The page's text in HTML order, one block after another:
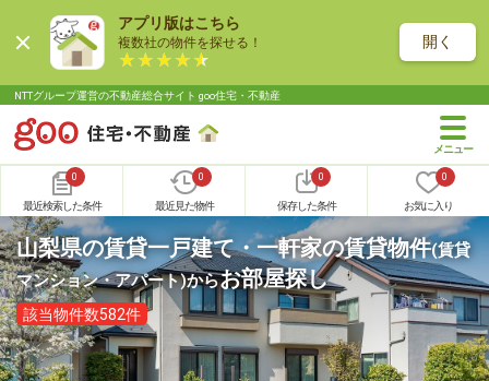
アプリ版はこちら
複数社の物件を探せる！ 開く
NTTグループ運営の不動産総合サイト goo住宅・不動産
0
最近検索した条件
0
最近見た物件
0
保存した条件
0
お気に入り
山梨県の賃貸一戸建て・一軒家の賃貸物件(賃貸
マンション・アパート)からお部屋探し
該当物件数582件